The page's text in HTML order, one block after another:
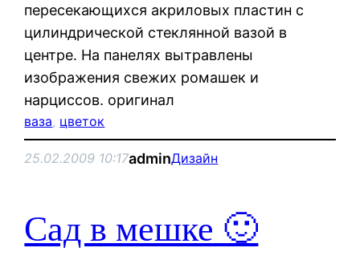
пересекающихся акриловых пластин с
цилиндрической стеклянной вазой в
центре. На панелях вытравлены
изображения свежих ромашек и
нарциссов. оригинал
ваза, цветок
25.02.2009 10:17adminДизайн
Сад в мешке 🙂